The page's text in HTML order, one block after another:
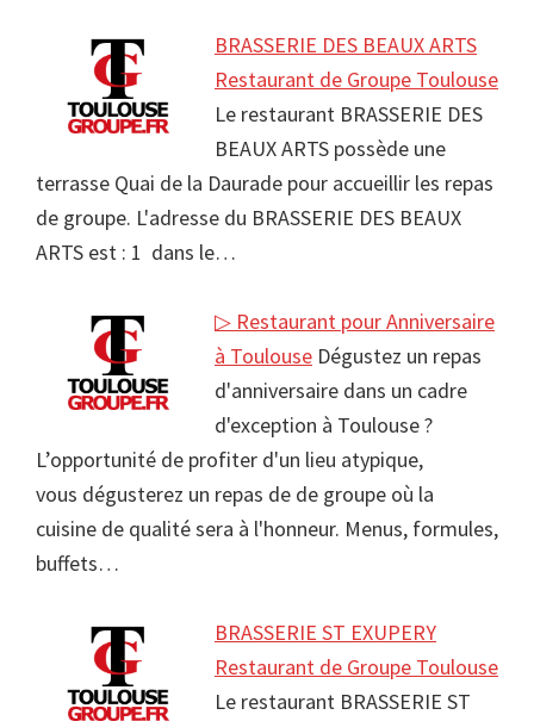
BRASSERIE DES BEAUX ARTS
Restaurant de Groupe Toulouse
Le restaurant BRASSERIE DES
BEAUX ARTS possède une
terrasse Quai de la Daurade pour accueillir les repas
de groupe. L'adresse du BRASSERIE DES BEAUX
ARTS est : 1 dans le…
▷ Restaurant pour Anniversaire
à Toulouse Dégustez un repas
d'anniversaire dans un cadre
d'exception à Toulouse ?
L’opportunité de profiter d'un lieu atypique,
vous dégusterez un repas de de groupe où la
cuisine de qualité sera à l'honneur. Menus, formules,
buffets…
BRASSERIE ST EXUPERY
Restaurant de Groupe Toulouse
Le restaurant BRASSERIE ST